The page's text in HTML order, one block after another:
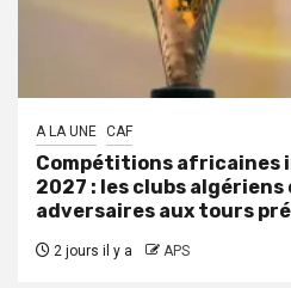
A LA UNE CAF
Compétitions africaines
2027 : les clubs
adversaires aux tours
2 jours il y a APS